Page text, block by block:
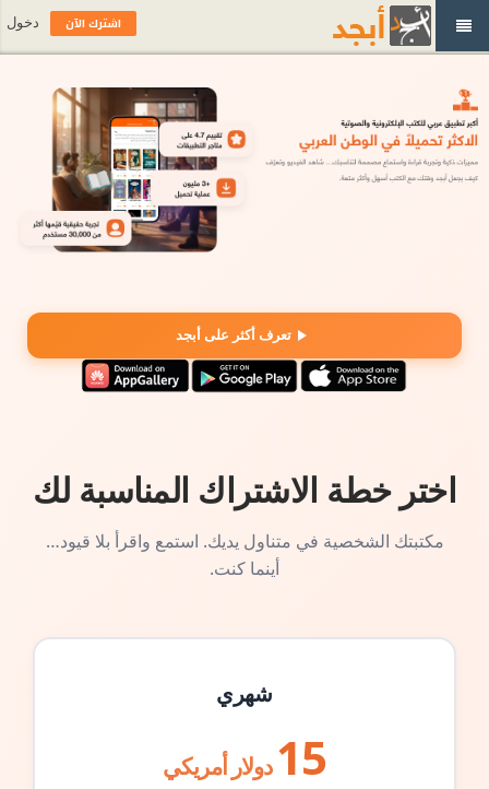
تعرف أكثر على أبجد
اختر خطة الاشتراك المناسبة لك
مكتبتك الشخصية في متناول يديك. استمع واقرأ بلا قيود…
أينما كنت.
شهري
15 دولار أمريكي
اشترك الآن دخول